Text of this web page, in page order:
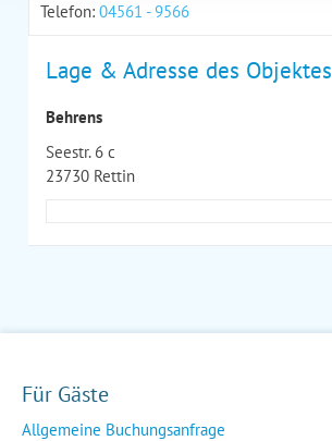
Telefon: 04561 - 9566
Lage & Adresse des Objektes
Behrens
Seestr. 6 c
23730 Rettin
Für Gäste
Allgemeine Buchungsanfrage